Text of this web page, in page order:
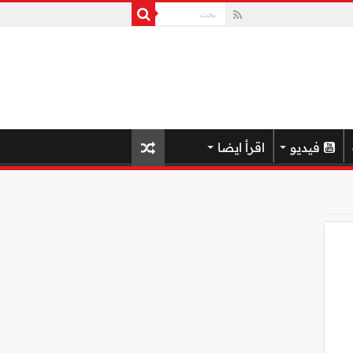
فيديو اقرأ ايضا